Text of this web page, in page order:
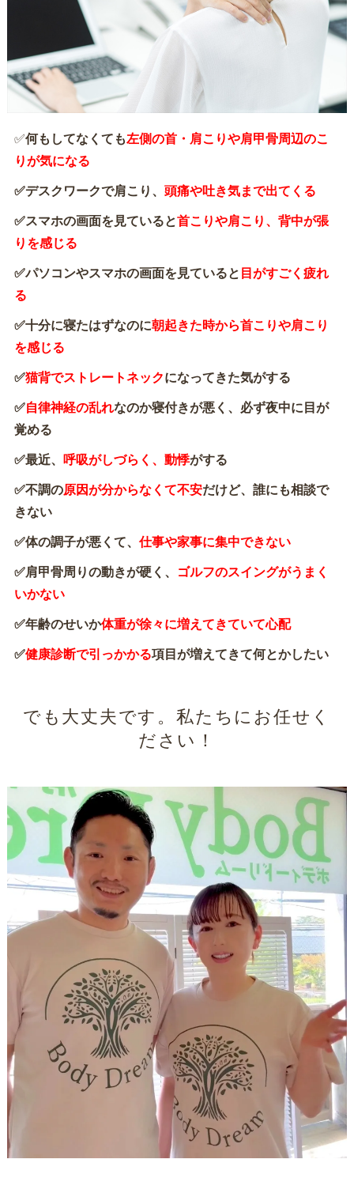
✅️何もしてなくても左側の首・肩こりや肩甲骨周辺のこ
りが気になる
✅️デスクワークで肩こり、 頭痛や吐き気まで出てくる
✅️スマホの画面を見ていると首こりや肩こり、背中が張
りを感じる
✅️パソコンやスマホの画面を見ていると目がすごく疲れ
る
✅️十分に寝たはずなのに朝起きた時から首こりや肩こり
を感じる
✅️猫背でストレートネックになってきた気がする
✅️自律神経の乱れなのか寝付きが悪く、必ず夜中に目が
覚める
✅️最近、 呼吸がしづらく、動悸がする
✅️不調の原因が分からなくて不安だけど、誰にも相談で
きない
✅️体の調子が悪くて、 仕事や家事に集中できない
✅️肩甲骨周りの動きが硬く、 ゴルフのスイングがうまく
いかない
✅️年齢のせいか体重が徐々に増えてきていて心配
✅️健康診断で引っかかる項目が増えてきて何とかしたい
でも大丈夫です。私たちにお任せく
ださい！